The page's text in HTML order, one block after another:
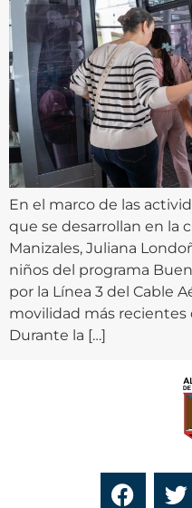
En el marco de las
que se desarrollan en la
Manizales, Juliana
niños del programa
por la Línea 3 del Cable
movilidad más recientes
Durante la […]